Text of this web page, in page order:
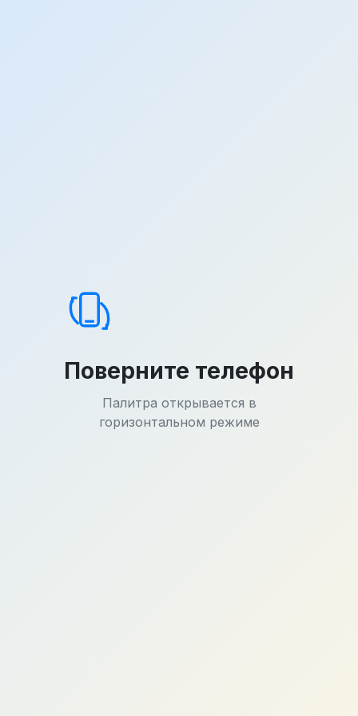
Поверните телефон
Палитра открывается в
горизонтальном режиме